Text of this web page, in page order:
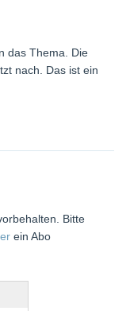
das Thema. Die
nach. Das ist ein
Bitte
ein Abo